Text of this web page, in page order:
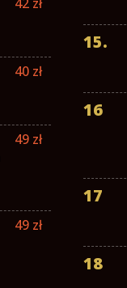
40 zł
49 zł
49 zł
15.
16
17
18